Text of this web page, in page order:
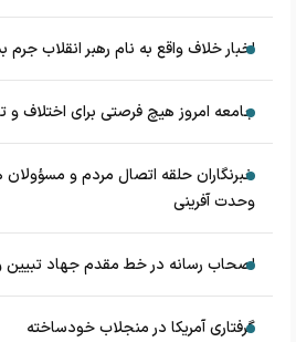
اخبار خلاف واقع به نام رهبر انقلاب جرم
جامعه امروز هیچ فرصتی برای اختلاف و
خبرنگاران حلقه اتصال مردم و
وحدت آفرینی
اصحاب رسانه در خط مقدم جهاد تبیین و
گرفتاری آمریکا در منجلاب خودساخته